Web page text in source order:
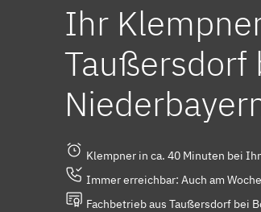
Ihr
Taußersdorf
Klempner in ca. 40 Minuten bei
Immer erreichbar: Auch am
Fachbetrieb aus Taußersdorf bei